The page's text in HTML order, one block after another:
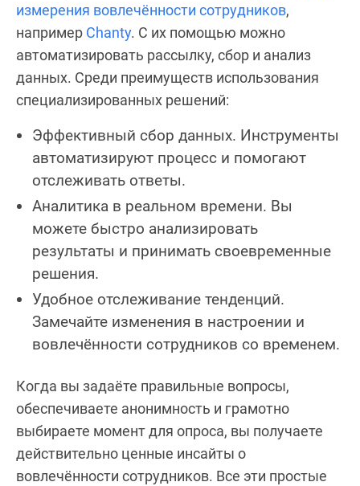
измерения вовлечённости сотрудников,
например Chanty. С их помощью можно
автоматизировать рассылку, сбор и анализ
данных. Среди преимуществ использования
специализированных решений:
Эффективный сбор данных. Инструменты
автоматизируют процесс и помогают
отслеживать ответы.
Аналитика в реальном времени. Вы
можете быстро анализировать
результаты и принимать своевременные
решения.
Удобное отслеживание тенденций.
Замечайте изменения в настроении и
вовлечённости сотрудников со временем.
Когда вы задаёте правильные вопросы,
обеспечиваете анонимность и грамотно
выбираете момент для опроса, вы получаете
действительно ценные инсайты о
вовлечённости сотрудников. Все эти простые